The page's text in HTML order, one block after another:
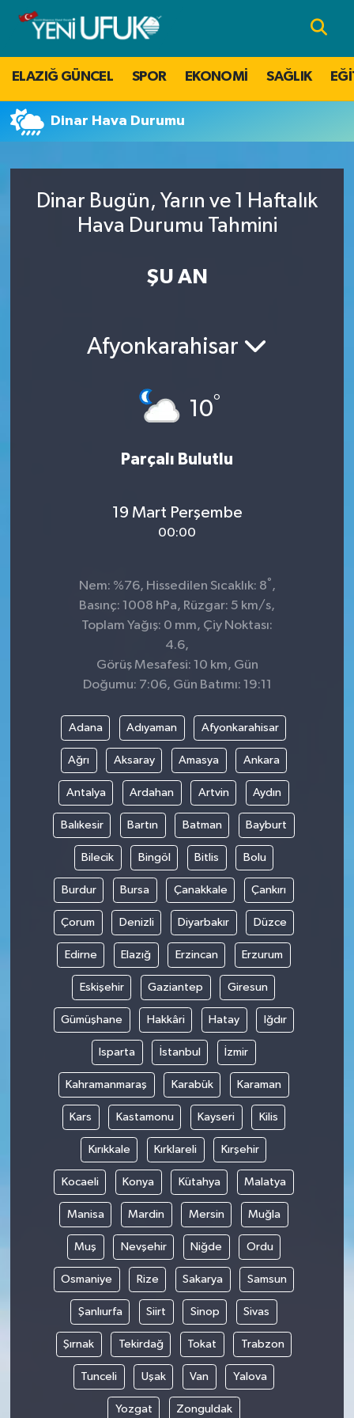
ELAZIĞ GÜNCEL SPOR EKONOMİ SAĞLIK
Dinar Hava Durumu
Dinar Bugün, Yarın ve 1 Haftalık
Hava Durumu Tahmini
ŞU AN
Afyonkarahisar
10°
Parçalı Bulutlu
19 Mart Perşembe
00:00
Nem: %76, Hissedilen Sıcaklık: 8° ,
Basınç: 1008 hPa, Rüzgar: 5 km/s,
Toplam Yağış: 0 mm, Çiy Noktası:
4.6,
Görüş Mesafesi: 10 km, Gün
Doğumu: 7:06, Gün Batımı: 19:11
Adana Adıyaman Afyonkarahisar
Ağrı Aksaray Amasya Ankara
Antalya Ardahan Artvin Aydın
Balıkesir Bartın Batman Bayburt
Bilecik Bingöl Bitlis Bolu
Burdur Bursa Çanakkale Çankırı
Çorum Denizli Diyarbakır Düzce
Edirne Elazığ Erzincan Erzurum
Eskişehir Gaziantep Giresun
Gümüşhane Hakkâri Hatay Iğdır
Isparta İstanbul İzmir
Kahramanmaraş Karabük Karaman
Kars Kastamonu Kayseri Kilis
Kırıkkale Kırklareli Kırşehir
Kocaeli Konya Kütahya Malatya
Manisa Mardin Mersin Muğla
Muş Nevşehir Niğde Ordu
Osmaniye Rize Sakarya Samsun
Şanlıurfa Siirt Sinop Sivas
Şırnak Tekirdağ Tokat Trabzon
Tunceli Uşak Van Yalova
Yozgat Zonguldak
Nöbetçi Eczaneler
Hava Durumu
Namaz Vakitleri
Süper Lig Puan Durumu ve Fikstür
Haber Arşivi